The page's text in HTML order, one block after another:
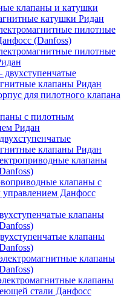
клапаны и катушки
катушки Ридан
пилотные
(Danfoss)
пилотные
клапаны Ридан
для пилотного клапана
с пилотным
Ридан
клапаны Ридан
клапаны
клапаны с
Данфосс
клапаны
клапаны
клапаны
клапаны
стали Данфосс